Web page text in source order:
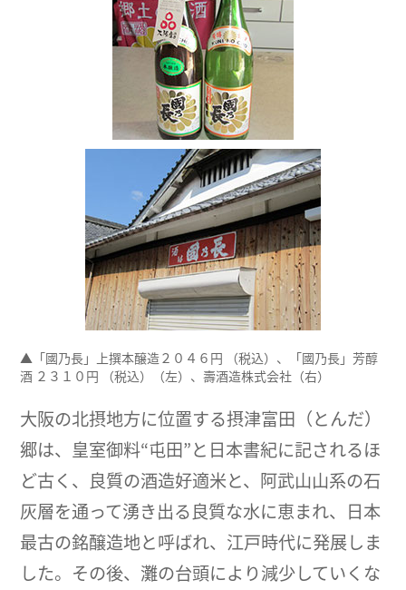
▲「國乃長」上撰本醸造２０４６円 （税込）、「國乃長」芳醇
酒 ２３１０円 （税込）（左）、壽酒造株式会社（右）
大阪の北摂地方に位置する摂津富田（とんだ）
郷は、皇室御料“屯田”と日本書紀に記されるほ
ど古く、良質の酒造好適米と、阿武山山系の石
灰層を通って湧き出る良質な水に恵まれ、日本
最古の銘醸造地と呼ばれ、江戸時代に発展しま
した。その後、灘の台頭により減少していくな